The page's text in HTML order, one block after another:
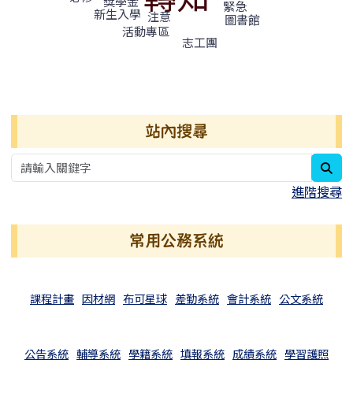
新生入學 注意
緊急
活動專區
圖書館
志工團
站內搜尋
進階搜尋
常用公務系統
課程計畫 因材網 布可星球 差勤系統 會計系統 公文系統
公告系統 輔導系統 學籍系統 填報系統 成績系統 學習護照